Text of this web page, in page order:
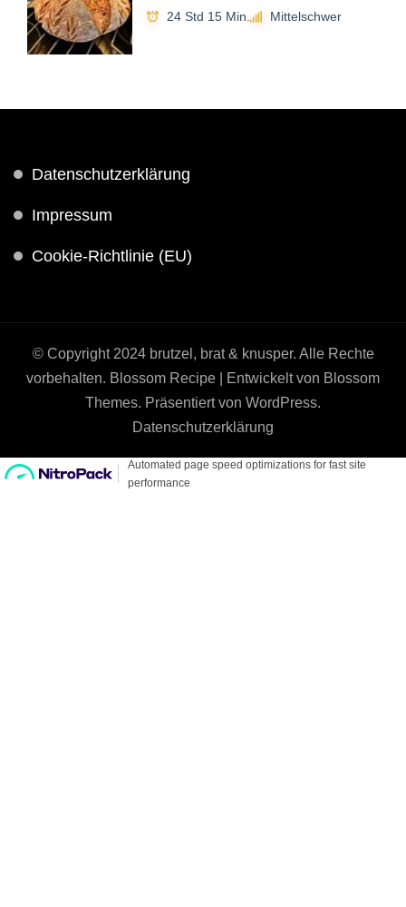
24 Std 15 Min. Mittelschwer
Datenschutzerklärung
Impressum
Cookie-Richtlinie (EU)
© Copyright 2024 brutzel, brat & knusper. Alle Rechte
vorbehalten. Blossom Recipe | Entwickelt von Blossom
Themes. Präsentiert von WordPress.
Datenschutzerklärung